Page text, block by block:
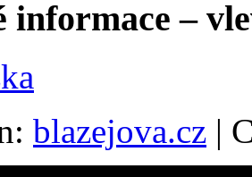
informace –
blazejova.cz |